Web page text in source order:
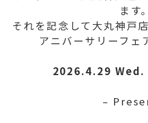
ます。
それを記念して大丸神戸
アニバーサリーフェ
2026.4.29
–